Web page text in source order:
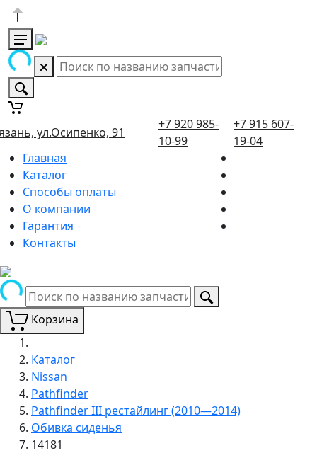
ул.Осипенко, 91
+7 920 985-
10-99
+7 915 607-
19-04
Главная
Каталог
Способы оплаты
О компании
Гарантия
Контакты
Корзина
Каталог
Nissan
Pathfinder
Pathfinder III рестайлинг (2010—2014)
Обивка сиденья
14181